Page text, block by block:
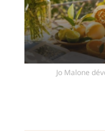
Jo Malone